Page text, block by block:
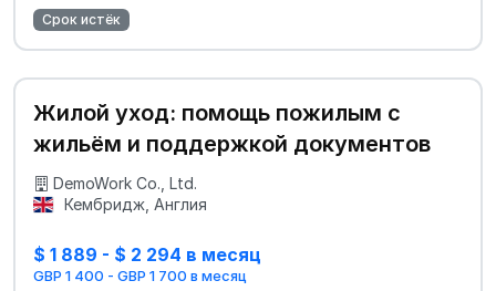
Срок истёк
Жилой уход: помощь пожилым с
жильём и поддержкой документов
DemoWork Co., Ltd.
Кембридж, Англия
$ 1 889 - $ 2 294 в месяц
GBP 1 400 - GBP 1 700 в месяц